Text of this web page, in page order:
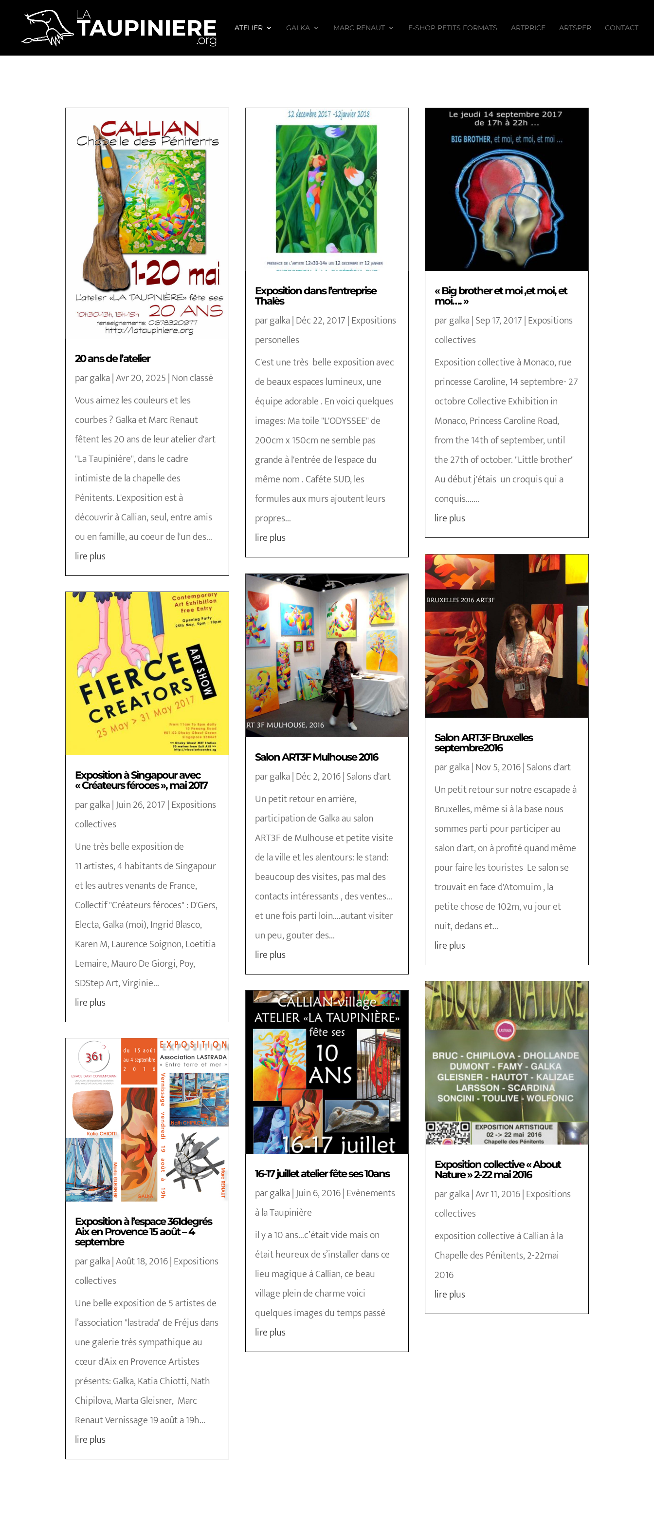
ATELIER GALKA MARC RENAUT E-SHOP PETITS FORMATS ARTPRICE ARTSPER CONTACT
20 ans de l’atelier
pargalka|Avr 20, 2025|Non classé
Vous aimez les couleurs et les
courbes ? Galka et Marc Renaut
fêtent les 20 ans de leur atelier d'art
"La Taupinière", dans le cadre
intimiste de la chapelle des
Pénitents. L'exposition est à
découvrir à Callian, seul, entre amis
ou en famille, au coeur de l'un des...
lire plus
Exposition à Singapour avec
« Créateurs féroces », mai 2017
pargalka|Juin 26, 2017|Expositions
collectives
Une très belle exposition de
11 artistes, 4 habitants de Singapour
et les autres venants de France,
Collectif "Créateurs féroces" : D'Gers,
Electa, Galka (moi), Ingrid Blasco,
Karen M, Laurence Soignon, Loetitia
Lemaire, Mauro De Giorgi, Poy,
SDStep Art, Virginie...
lire plus
Exposition à l’espace 361degrés
Aix en Provence 15 août – 4
septembre
pargalka|Août 18, 2016|Expositions
collectives
Une belle exposition de 5 artistes de
l’association "lastrada" de Fréjus dans
une galerie très sympathique au
cœur d'Aix en Provence Artistes
présents: Galka, Katia Chiotti, Nath
Chipilova, Marta Gleisner, Marc
Renaut Vernissage 19 août a 19h...
lire plus
Exposition dans l’entreprise
Thalès
pargalka|Déc 22, 2017|Expositions
personelles
C'est une très belle exposition avec
de beaux espaces lumineux, une
équipe adorable . En voici quelques
images: Ma toile "L'ODYSSEE" de
200cm x 150cm ne semble pas
grande à l'entrée de l'espace du
même nom . Caféte SUD, les
formules aux murs ajoutent leurs
propres...
lire plus
Salon ART3F Mulhouse 2016
pargalka|Déc 2, 2016|Salons d'art
Un petit retour en arrière,
participation de Galka au salon
ART3F de Mulhouse et petite visite
de la ville et les alentours: le stand:
beaucoup des visites, pas mal des
contacts intéressants , des ventes...
et une fois parti loin....autant visiter
un peu, gouter des...
lire plus
16-17 juillet atelier fête ses 10ans
pargalka|Juin 6, 2016|Evènements
à la Taupinière
il y a 10 ans...c’était vide mais on
était heureux de s’installer dans ce
lieu magique à Callian, ce beau
village plein de charme voici
quelques images du temps passé
lire plus
« Big brother et moi ,et moi, et
moi…. »
pargalka|Sep 17, 2017|Expositions
collectives
Exposition collective à Monaco, rue
princesse Caroline, 14 septembre- 27
octobre Collective Exhibition in
Monaco, Princess Caroline Road,
from the 14th of september, until
the 27th of october. "Little brother"
Au début j'étais un croquis qui a
conquis.......
lire plus
Salon ART3F Bruxelles
septembre2016
pargalka|Nov 5, 2016|Salons d'art
Un petit retour sur notre escapade à
Bruxelles, même si à la base nous
sommes parti pour participer au
salon d'art, on à profité quand même
pour faire les touristes Le salon se
trouvait en face d'Atomuim , la
petite chose de 102m, vu jour et
nuit, dedans et...
lire plus
Exposition collective « About
Nature » 2-22 mai 2016
pargalka|Avr 11, 2016|Expositions
collectives
exposition collective à Callian à la
Chapelle des Pénitents, 2-22mai
2016
lire plus